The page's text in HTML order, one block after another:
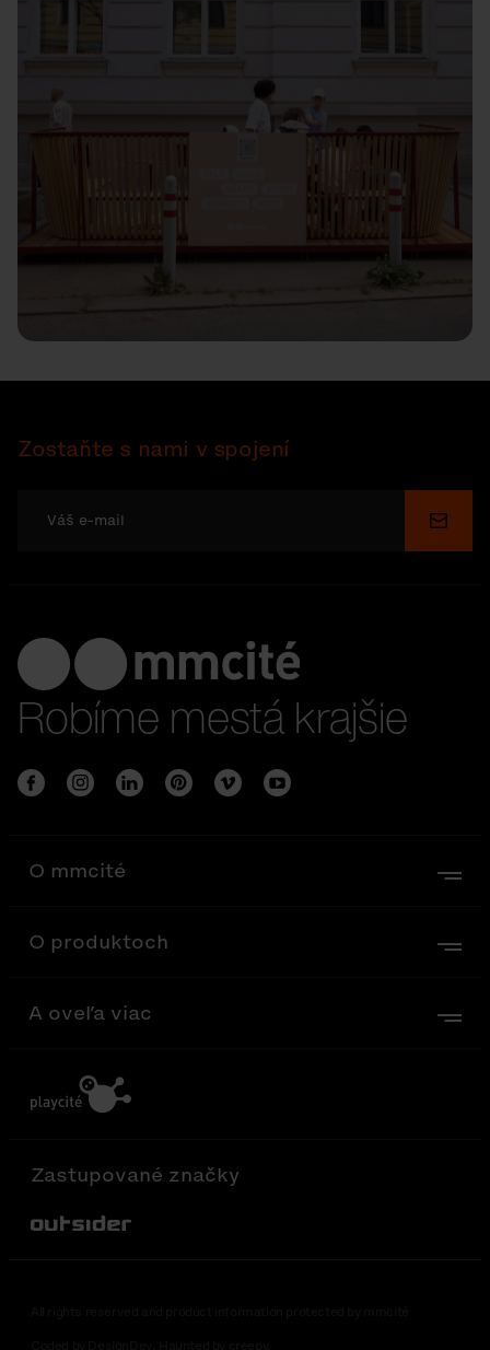
Zostaňte s nami v spojení
Robíme mestá krajšie
O mmcité
O produktoch
A oveľa viac
Zastupované značky
Out-Sider